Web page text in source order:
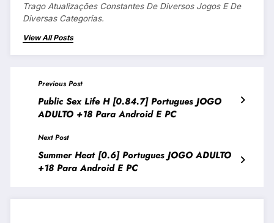
Trago Atualizações Constantes De Diversos Jogos E De
Diversas Categorias.
View All Posts
Previous Post
Public Sex Life H [0.84.7] Portugues JOGO
ADULTO +18 Para Android E PC
Next Post
Summer Heat [0.6] Portugues JOGO ADULTO
+18 Para Android E PC